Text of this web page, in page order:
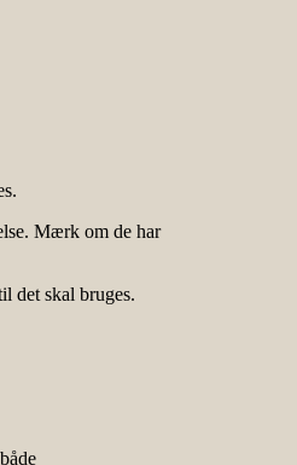
Mærk om de har
det skal bruges.